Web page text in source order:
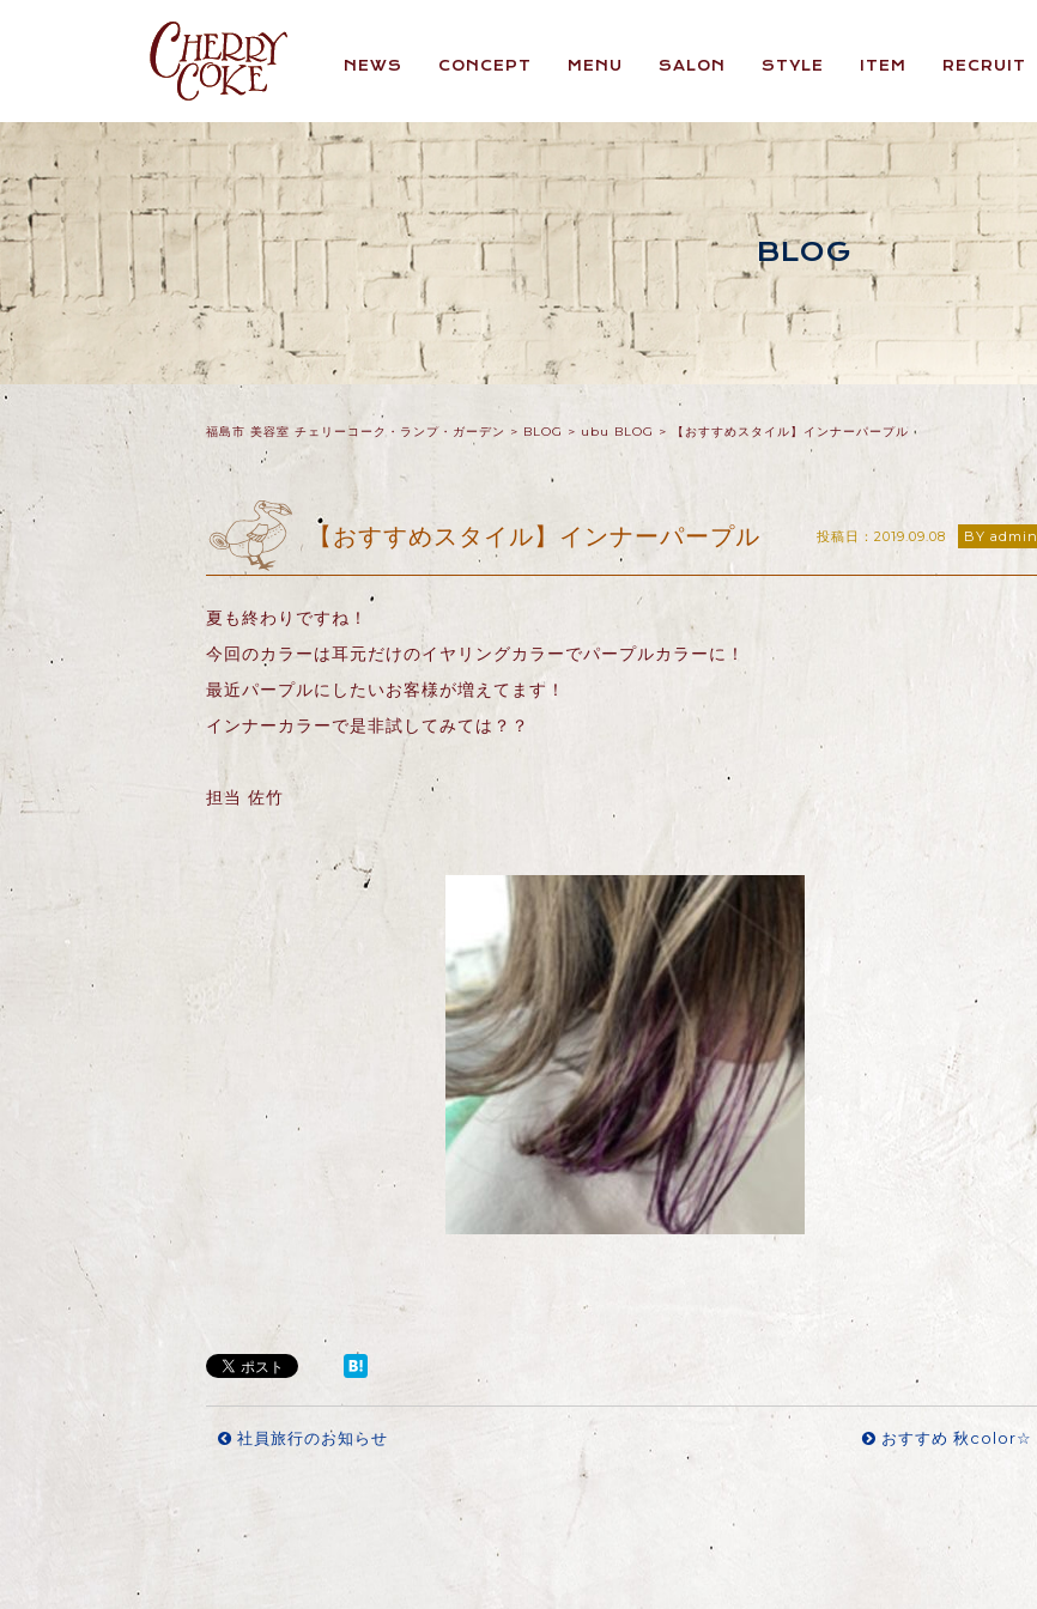
NEWS CONCEPT MENU SALON STYLE ITEM RECRUIT
BLOG
福島市 美容室 チェリーコーク・ランプ・ガーデン > BLOG > ubu BLOG > 【おすすめスタイル】インナーパープル
【おすすめスタイル】インナーパープル 投稿日：2019.09.08 BY admin
夏も終わりですね！
今回のカラーは耳元だけのイヤリングカラーでパープルカラーに！
最近パープルにしたいお客様が増えてます！
インナーカラーで是非試してみては？？
担当 佐竹
社員旅行のお知らせ おすすめ 秋color☆